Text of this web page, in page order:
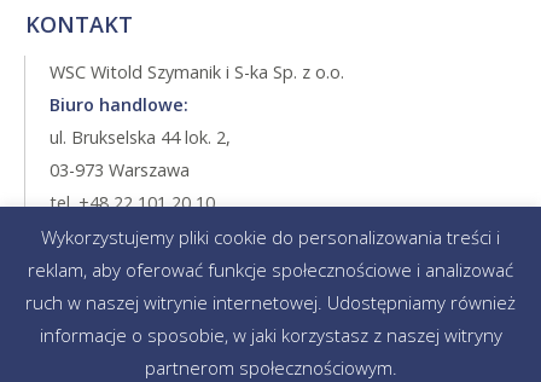
KONTAKT
WSC Witold Szymanik i S-ka Sp. z o.o.
Biuro handlowe:
ul. Brukselska 44 lok. 2,
03-973 Warszawa
tel. +48 22 101 20 10
tel. +48 22 517 00 00
fax +48 22 616 07 74
archiclub@wsc.pl
Wykorzystujemy pliki cookie do personalizowania treści i
reklam, aby oferować funkcje społecznościowe i analizować
ruch w naszej witrynie internetowej. Udostępniamy również
informacje o sposobie, w jaki korzystasz z naszej witryny
partnerom społecznościowym.